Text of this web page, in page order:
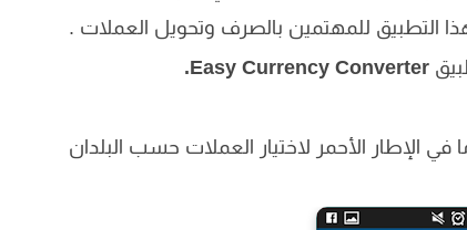
التطبيق للمهتمين بالصرف وتحويل العملات .
Easy Currency Converter.